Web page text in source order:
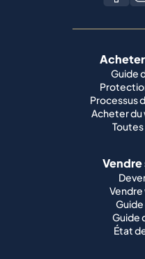
Guide
Processus
Acheter du
Vendre
Guide
État